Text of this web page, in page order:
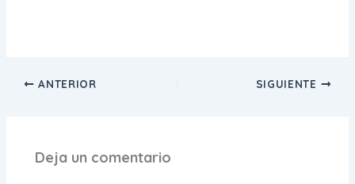
ANTERIOR SIGUIENTE
Deja un comentario